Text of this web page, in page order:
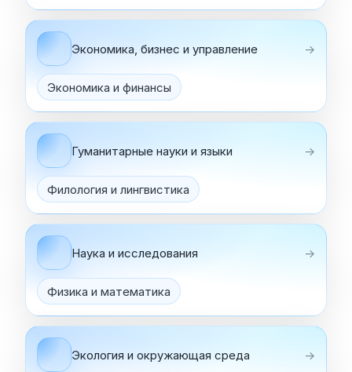
Экономика, бизнес и управление →
Экономика и финансы
Гуманитарные науки и языки →
Филология и лингвистика
Наука и исследования →
Физика и математика
Экология и окружающая среда →